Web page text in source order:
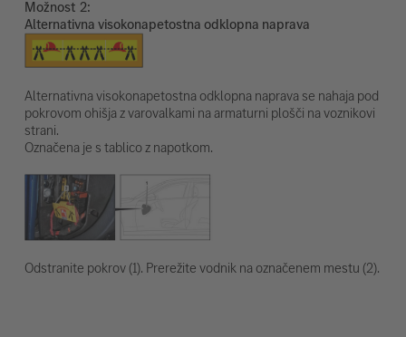
Možnost
Alternativna visokonapetostna odklopna naprava
Alternativna visokonapetostna odklopna naprava se nahaja pod
pokrovom ohišja z varovalkami na armaturni plošči na voznikovi
strani.
Označena je s tablico z napotkom.
Odstranite pokrov (1). Prerežite vodnik na označenem mestu (2).